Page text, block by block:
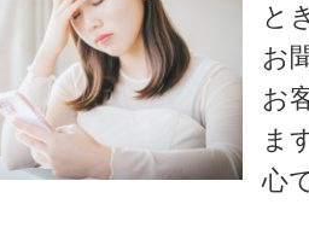
と
お
お
ま
心